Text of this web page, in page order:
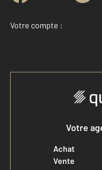
Votre compte :
Votre
Achat
Vente